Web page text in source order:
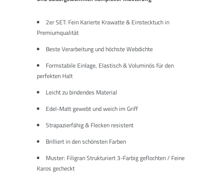
2er SET: Fein Karierte Krawatte & Einstecktuch in
Premiumqualität
Beste Verarbeitung und höchste Webdichte
Formstabile Einlage, Elastisch & Voluminös für den
perfekten Halt
Leicht zu bindendes Material
Edel-Matt gewebt und weich im Griff
Strapazierfähig & Flecken resistent
Brilliert in den schönsten Farben
Muster: Filigran Strukturiert 3-Farbig geflochten / Feine
Karos gecheckt